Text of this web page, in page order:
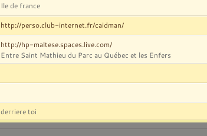
Ile de france
http://perso.club-internet.fr/caidman/
http://hp-maltese.spaces.live.com/
Entre Saint Mathieu du Parc au Québec et les Enfers
derriere toi